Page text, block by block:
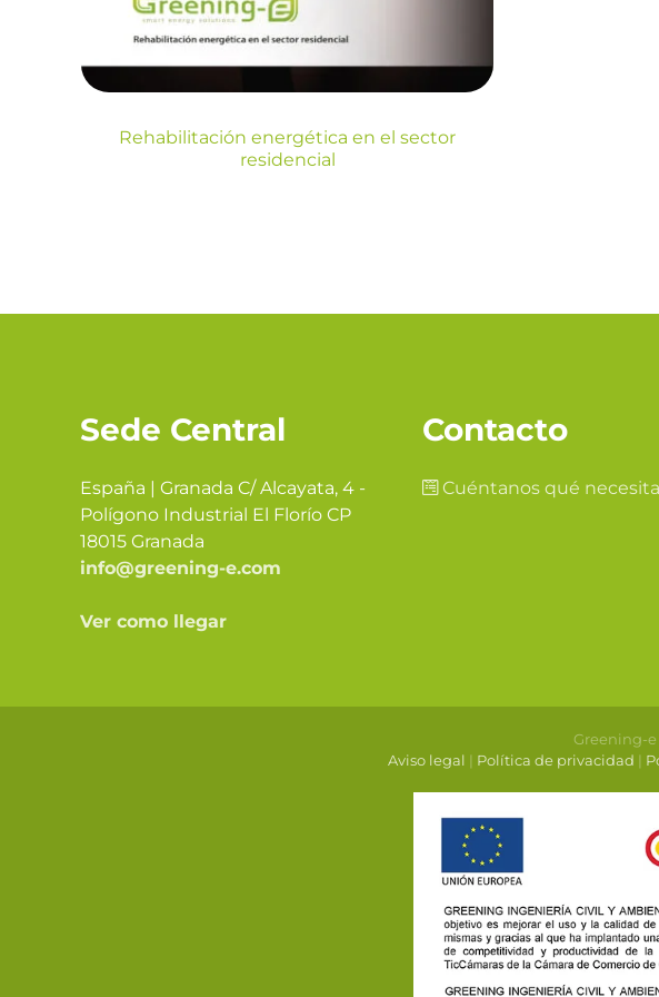
Blog
Rehabilitación energética en el sector
residencial
Sede Central
España | Granada C/ Alcayata, 4 -
Polígono Industrial El Florío CP
18015 Granada
info@greening-e.com
Ver como llegar
Contacto
Cuéntanos qué
Greening-e
Aviso legal | Política de privacidad |